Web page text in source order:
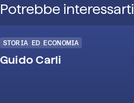
Potrebbe interessarti
STORIA ED ECONOMIA
Guido Carli